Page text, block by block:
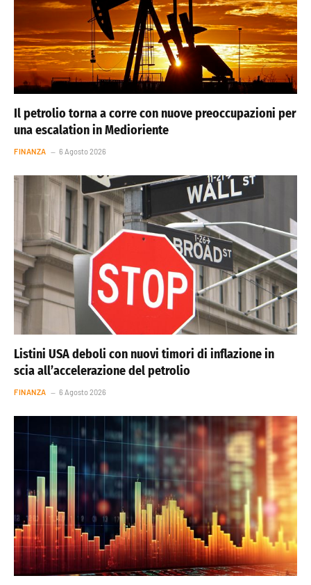
Il petrolio torna a corre con nuove preoccupazioni per
una escalation in Medioriente
FINANZA 6 Agosto 2026
Listini USA deboli con nuovi timori di inflazione in
scia all’accelerazione del petrolio
FINANZA 6 Agosto 2026